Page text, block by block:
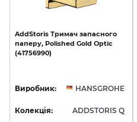
AddStoris Тримач запасного
паперу, Polished Gold Optic
(41756990)
Виробник: HANSGROHE
Колекція: ADDSTORIS Q